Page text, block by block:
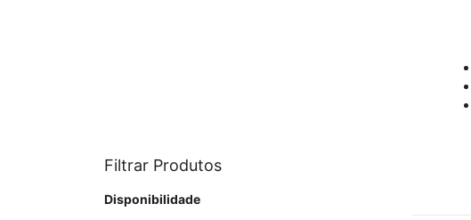
Filtrar Produtos
Disponibilidade